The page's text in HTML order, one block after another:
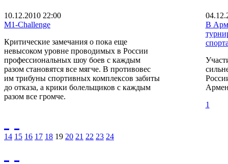
10.12.2010 22:00
M1-Challenge
Критические замечания о пока еще
невысоком уровне проводимых в России
профессиональных шоу боев с каждым
разом становятся все мягче. В противовес
им трибуны спортивных комплексов забиты
до отказа, а крики болельщиков с каждым
разом все громче.
В
1
14 15 16 17 18 19 20 21 22 23 24